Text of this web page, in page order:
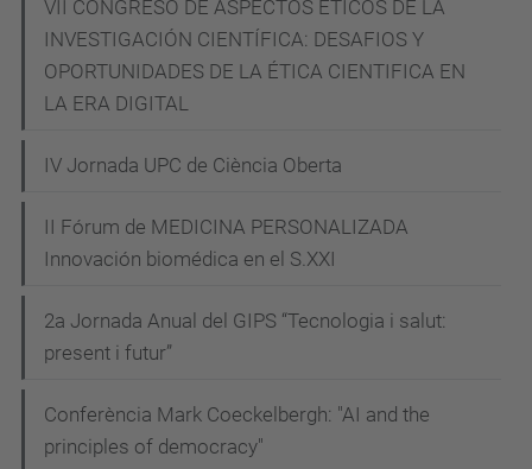
Metges
de
Catalunya.
VII CONGRESO DE ASPECTOS ÉTICOS DE LA
INVESTIGACIÓN CIENTÍFICA: DESAFIOS Y
OPORTUNIDADES DE LA ÉTICA CIENTIFICA EN
LA ERA DIGITAL
IV Jornada UPC de Ciència Oberta
II Fórum de MEDICINA PERSONALIZADA
Innovación biomédica en el S.XXI
2a Jornada Anual del GIPS “Tecnologia i salut:
present i futur”
Conferència Mark Coeckelbergh: "AI and the
principles of democracy"